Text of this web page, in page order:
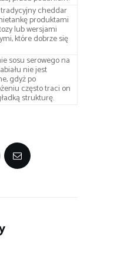
cheddar
produktami
lub wersjami
które dobrze się
sosu serowego na
nie jest
gdyż po
często traci on
strukturę.